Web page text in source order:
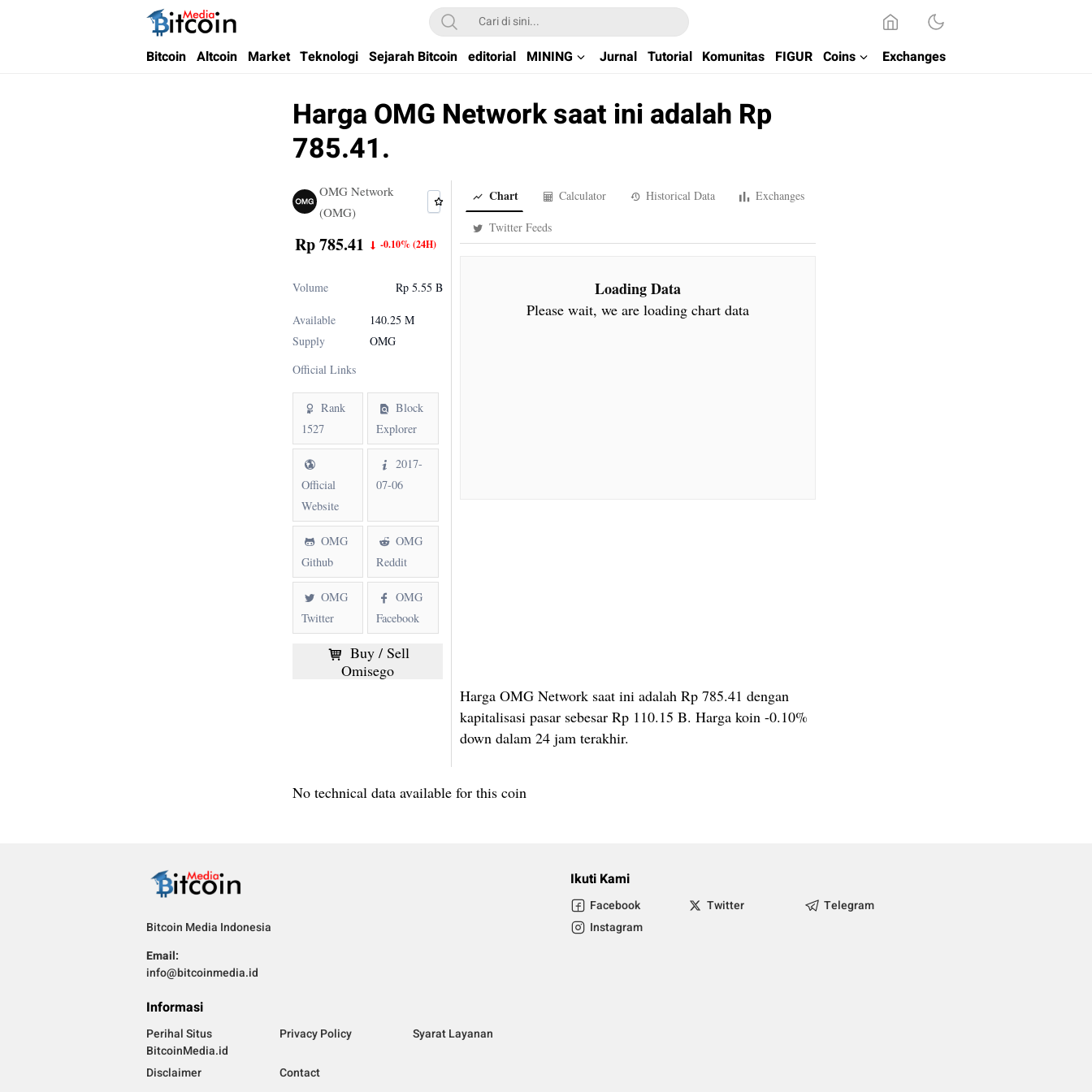
Bitcoin Media Indonesia
Media Bitcoin dan Cryptocurrency, dan Blockchain di Indonesia
Bitcoin Altcoin Market Teknologi Sejarah Bitcoin editorial MINING Jurnal Tutorial Komunitas FIGUR Coins Exchanges
Harga OMG Network saat ini adalah Rp
785.41.
OMG Network
(OMG)
Rp 785.41 -0.10%(24H)
Volume Rp 5.55 B
Available
Supply
140.25 M
OMG
Official Links
Rank
1527
Block
Explorer
Official
Website
2017-
07-06
OMG
Github
OMG
Reddit
OMG
Twitter
OMG
Facebook
Buy / Sell
Omisego
Chart Calculator Historical Data Exchanges
Twitter Feeds
Loading Data
Please wait, we are loading chart data
Harga OMG Network saat ini adalah Rp 785.41 dengan
kapitalisasi pasar sebesar Rp 110.15 B. Harga koin -0.10%
down dalam 24 jam terakhir.
No technical data available for this coin
Bitcoin Media Indonesia
Email:
info@bitcoinmedia.id
Informasi
Perihal Situs
BitcoinMedia.id
Privacy Policy Syarat Layanan
Disclaimer Contact
Ikuti Kami
Facebook Twitter
Telegram
Instagram